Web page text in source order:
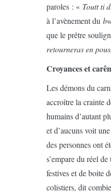
paroles : « Toutt ti
à l’avènement du
que le prêtre
retourneras en
Croyances et
Les démons du
accroître la crainte
humains d’autant
et d’aucuns voit
des personnes ont
s’empare du réel
festives et de boite
colistiers, dit